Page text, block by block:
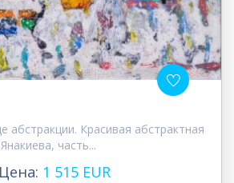
абстракции. Красивая абстрактная
часть...
Цена: 1 515 EUR